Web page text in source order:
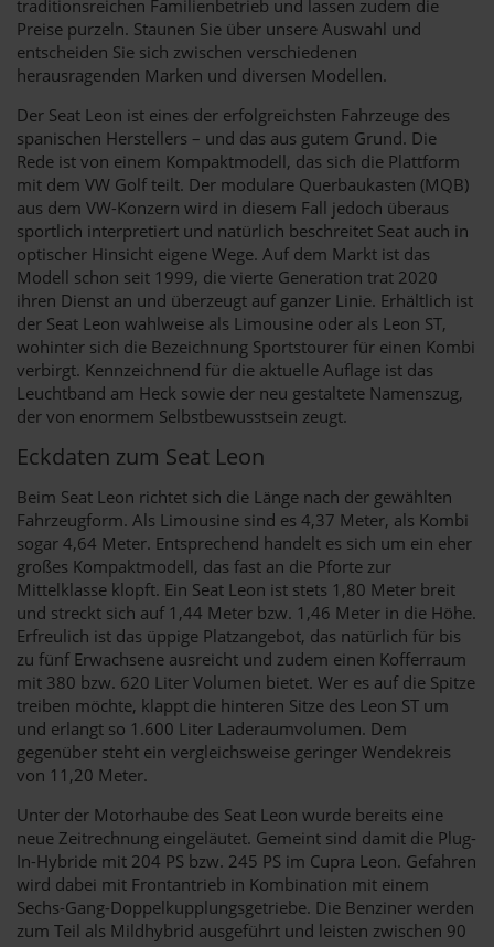
traditionsreichen Familienbetrieb und lassen zudem die
Preise purzeln. Staunen Sie über unsere Auswahl und
entscheiden Sie sich zwischen verschiedenen
herausragenden Marken und diversen Modellen.
Der Seat Leon ist eines der erfolgreichsten Fahrzeuge des
spanischen Herstellers – und das aus gutem Grund. Die
Rede ist von einem Kompaktmodell, das sich die Plattform
mit dem VW Golf teilt. Der modulare Querbaukasten (MQB)
aus dem VW-Konzern wird in diesem Fall jedoch überaus
sportlich interpretiert und natürlich beschreitet Seat auch in
optischer Hinsicht eigene Wege. Auf dem Markt ist das
Modell schon seit 1999, die vierte Generation trat 2020
ihren Dienst an und überzeugt auf ganzer Linie. Erhältlich ist
der Seat Leon wahlweise als Limousine oder als Leon ST,
wohinter sich die Bezeichnung Sportstourer für einen Kombi
verbirgt. Kennzeichnend für die aktuelle Auflage ist das
Leuchtband am Heck sowie der neu gestaltete Namenszug,
der von enormem Selbstbewusstsein zeugt.
Eckdaten zum Seat Leon
Beim Seat Leon richtet sich die Länge nach der gewählten
Fahrzeugform. Als Limousine sind es 4,37 Meter, als Kombi
sogar 4,64 Meter. Entsprechend handelt es sich um ein eher
großes Kompaktmodell, das fast an die Pforte zur
Mittelklasse klopft. Ein Seat Leon ist stets 1,80 Meter breit
und streckt sich auf 1,44 Meter bzw. 1,46 Meter in die Höhe.
Erfreulich ist das üppige Platzangebot, das natürlich für bis
zu fünf Erwachsene ausreicht und zudem einen Kofferraum
mit 380 bzw. 620 Liter Volumen bietet. Wer es auf die Spitze
treiben möchte, klappt die hinteren Sitze des Leon ST um
und erlangt so 1.600 Liter Laderaumvolumen. Dem
gegenüber steht ein vergleichsweise geringer Wendekreis
von 11,20 Meter.
Unter der Motorhaube des Seat Leon wurde bereits eine
neue Zeitrechnung eingeläutet. Gemeint sind damit die Plug-
In-Hybride mit 204 PS bzw. 245 PS im Cupra Leon. Gefahren
wird dabei mit Frontantrieb in Kombination mit einem
Sechs-Gang-Doppelkupplungsgetriebe. Die Benziner werden
zum Teil als Mildhybrid ausgeführt und leisten zwischen 90